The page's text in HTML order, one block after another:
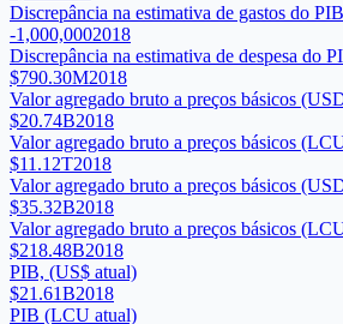
Discrepância na estimativa de gastos do
-1,000,0002018
Discrepância na estimativa de despesa do
$790.30M2018
Valor agregado bruto a preços básicos
$20.74B2018
Valor agregado bruto a preços básicos
$11.12T2018
Valor agregado bruto a preços básicos
$35.32B2018
Valor agregado bruto a preços básicos
$218.48B2018
PIB, (US$ atual)
$21.61B2018
PIB (LCU atual)